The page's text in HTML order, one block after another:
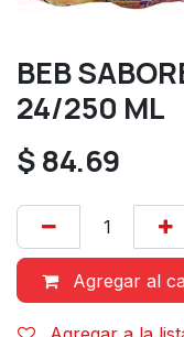
BEB
24/250 ML
$84.69
Agregar al